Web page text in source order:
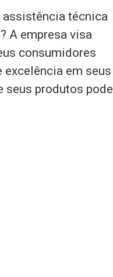
assistência técnica
A empresa visa
consumidores
em seus
seus produtos pode